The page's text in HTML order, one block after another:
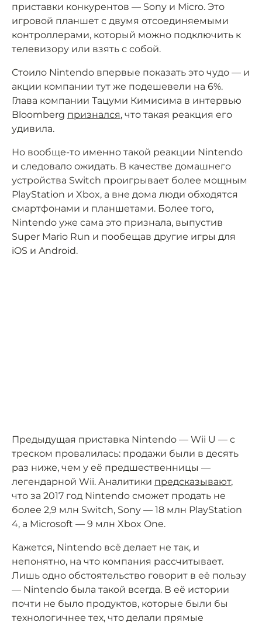
приставки конкурентов — Sony и Micro. Это
игровой планшет с двумя отсоединяемыми
контроллерами, который можно подключить к
телевизору или взять с собой.
Стоило Nintendo впервые показать это чудо — и
акции компании тут же подешевели на 6%.
Глава компании Тацуми Кимисима в интервью
Bloomberg признался, что такая реакция его
удивила.
Но вообще-то именно такой реакции Nintendo
и следовало ожидать. В качестве домашнего
устройства Switch проигрывает более мощным
PlayStation и Xbox, а вне дома люди обходятся
смартфонами и планшетами. Более того,
Nintendo уже сама это признала, выпустив
Super Mario Run и пообещав другие игры для
iOS и Android.
Предыдущая приставка Nintendo — Wii U — с
треском провалилась: продажи были в десять
раз ниже, чем у её предшественницы —
легендарной Wii. Аналитики предсказывают,
что за 2017 год Nintendo сможет продать не
более 2,9 млн Switch, Sony — 18 млн PlayStation
4, а Microsoft — 9 млн Xbox One.
Кажется, Nintendo всё делает не так, и
непонятно, на что компания рассчитывает.
Лишь одно обстоятельство говорит в её пользу
— Nintendo была такой всегда. В её истории
почти не было продуктов, которые были бы
технологичнее тех, что делали прямые